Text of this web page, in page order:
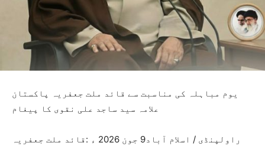
یوم مباہلہ کی مناسبت سے قائد ملت جعفریہ پاکستان
علامہ سید ساجد علی نقوی کا پیغام
راولپنڈی / اسلام آباد9 جون 2026 ء :قائد ملت جعفریہ